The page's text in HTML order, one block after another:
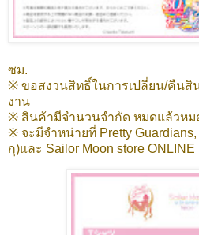
ซม.
※ ขอสงวนสิทธิ์ในการเปลี่ยน/คืนสิ
งาน
※ สินค้ามีจำนวนจำกัด หมดแล้วหม
※ จะมีจำหน่ายที่ Pretty
กุ)และ Sailor Moon store ONLINE